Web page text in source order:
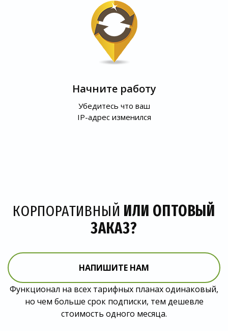
Начните работу
Убедитесь что ваш
IP-адрес изменился
КОРПОРАТИВНЫЙ ИЛИ ОПТОВЫЙ
ЗАКАЗ?
НАПИШИТЕ НАМ
Функционал на всех тарифных планах одинаковый,
но чем больше срок подписки, тем дешевле
стоимость одного месяца.